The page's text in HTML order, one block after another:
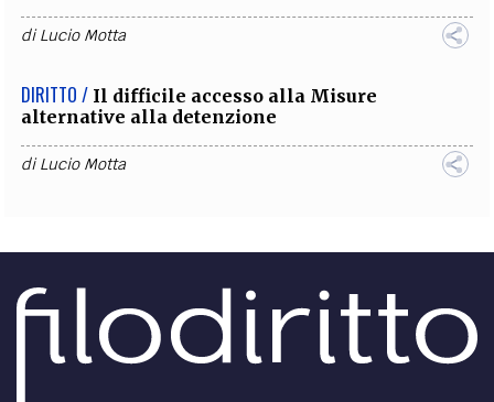
diLucio Motta
DIRITTO / Il difficile accesso alla Misure
alternative alla detenzione
diLucio Motta